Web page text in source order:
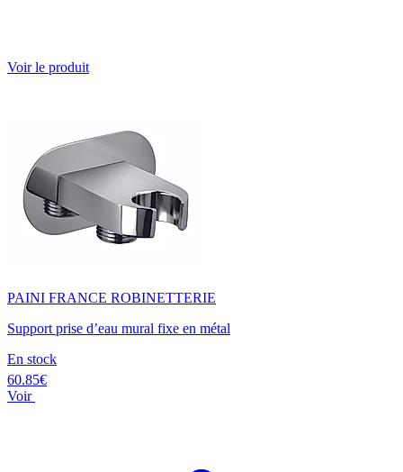
Voir le produit
PAINI FRANCE ROBINETTERIE
Support prise d’eau mural fixe en métal
En stock
60.85€
Voir